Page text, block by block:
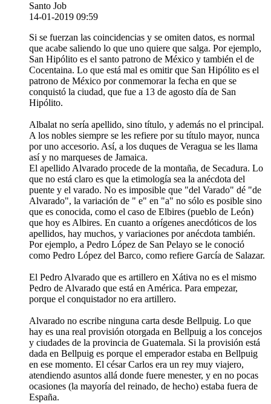
Santo Job
14-01-2019 09:59
Si se fuerzan las coincidencias y se omiten datos, es normal
que acabe saliendo lo que uno quiere que salga. Por ejemplo,
San Hipólito es el santo patrono de México y también el de
Cocentaina. Lo que está mal es omitir que San Hipólito es el
patrono de México por conmemorar la fecha en que se
conquistó la ciudad, que fue a 13 de agosto día de San
Hipólito.
Albalat no sería apellido, sino título, y además no el principal.
A los nobles siempre se les refiere por su título mayor, nunca
por uno accesorio. Así, a los duques de Veragua se les llama
así y no marqueses de Jamaica.
El apellido Alvarado procede de la montaña, de Secadura. Lo
que no está claro es que la etimología sea la anécdota del
puente y el varado. No es imposible que "del Varado" dé "de
Alvarado", la variación de " e" en "a" no sólo es posible sino
que es conocida, como el caso de Elbires (pueblo de León)
que hoy es Albires. En cuanto a orígenes anecdóticos de los
apellidos, hay muchos, y variaciones por anécdota también.
Por ejemplo, a Pedro López de San Pelayo se le conoció
como Pedro López del Barco, como refiere García de Salazar.
El Pedro Alvarado que es artillero en Xátiva no es el mismo
Pedro de Alvarado que está en América. Para empezar,
porque el conquistador no era artillero.
Alvarado no escribe ninguna carta desde Bellpuig. Lo que
hay es una real provisión otorgada en Bellpuig a los concejos
y ciudades de la provincia de Guatemala. Si la provisión está
dada en Bellpuig es porque el emperador estaba en Bellpuig
en ese momento. El césar Carlos era un rey muy viajero,
atendiendo asuntos allá donde fuere menester, y en no pocas
ocasiones (la mayoría del reinado, de hecho) estaba fuera de
España.